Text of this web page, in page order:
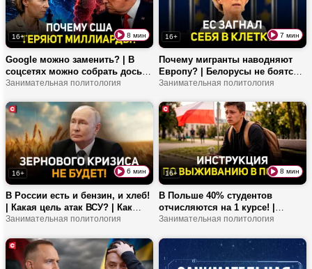
16+ 8 мин
Google можно заменить? | В
соцсетях можно собрать досье
на человека? | Как ЕС шпионит
Занимательная политология
16+ 7 мин
Почему мигранты наводняют
Европу? | Белорусы не боятся
санкций ЕС? | Уран, нефть и
граждан!
Занимательная политология
16+ 6 мин
В России есть и бензин, и хлеб!
| Какая цель атак ВСУ? | Как
США разваливают ЕС?
Занимательная политология
16+ 8 мин
В Польше 40% студентов
отчисляются на 1 курсе! |
Сколько заплатит пан за работу
убегает промышленный
капитал?
Занимательная политология